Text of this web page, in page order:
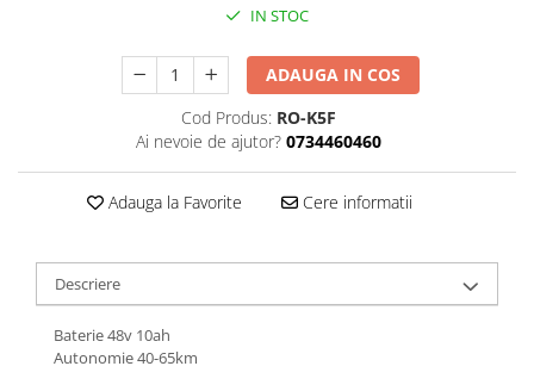
Acceleratoare & comenzi
Display-uri / ecrane
Controlere & Conversoare DC/DC
IN STOC
ADAUGA IN COS
Cod Produs: RO-K5F
Ai nevoie de ajutor? 0734460460
Adauga la Favorite Cere informatii
Descriere
Baterie 48v 10ah
Autonomie 40-65km